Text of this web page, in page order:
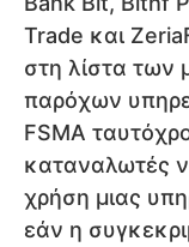
Trade και
στη λίστα των
παρόχων
FSMA
καταναλωτές
χρήση μιας
εάν η